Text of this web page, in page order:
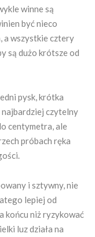
winne są
być nieco
a wszystkie cztery
są dużo krótsze od
pysk, krótka
najbardziej czytelny
centymetra, ale
próbach ręka
i sztywny, nie
lepiej od
końcu niż ryzykować
luz działa na